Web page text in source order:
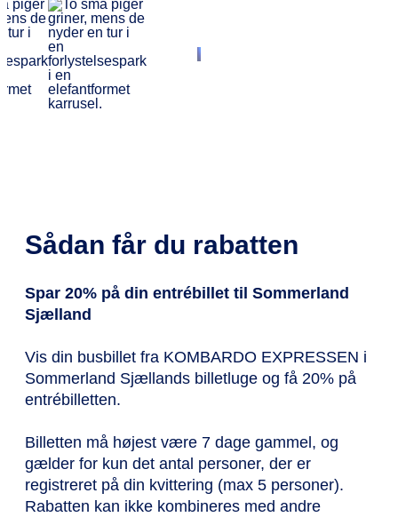
Sommerland
Sådan får du rabatten
Spar 20% på din entrébillet til Sommerland
Sjælland
Vis din busbillet fra KOMBARDO EXPRESSEN i
Sommerland Sjællands billetluge og få 20% på
entrébilletten.
Billetten må højest være 7 dage gammel, og
gælder for kun det antal personer, der er
registreret på din kvittering (max 5 personer).
Rabatten kan ikke kombineres med andre